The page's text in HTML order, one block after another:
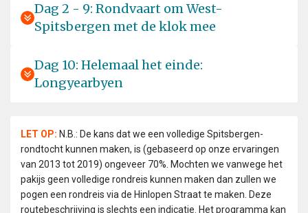
Dag 2 - 9: Rondvaart om West-
Spitsbergen met de klok mee
Dag 10: Helemaal het einde:
Longyearbyen
LET OP: N.B.: De kans dat we een volledige Spitsbergen-
rondtocht kunnen maken, is (gebaseerd op onze ervaringen
van 2013 tot 2019) ongeveer 70%. Mochten we vanwege het
pakijs geen volledige rondreis kunnen maken dan zullen we
pogen een rondreis via de Hinlopen Straat te maken. Deze
routebeschrijving is slechts een indicatie. Het programma kan